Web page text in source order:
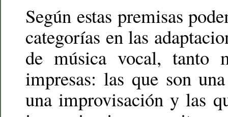
Según estas premisas
categorías en las
de música vocal, tanto
impresas: las que son
una improvisación y las